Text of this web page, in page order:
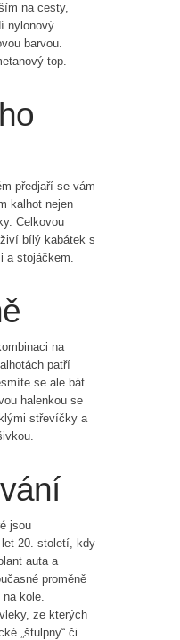
na cesty,
nylonový
barvou.
top.
předjaří se vám
kalhot nejen
Celkovou
bílý kabátek s
a stojáčkem.
na
patří
se ale bát
halenkou se
střevíčky a
jsou
20. století, kdy
auta a
proměně
kole.
ze kterých
„štulpny“ či